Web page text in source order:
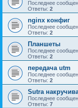
Последнее
Ответы: 2
nginx конфиг
Последнее
Ответы: 2
Планшеты
Последнее
Ответы: 2
передача utm
Последнее
Ответы: 2
Sutra
Последнее
Ответы: 7